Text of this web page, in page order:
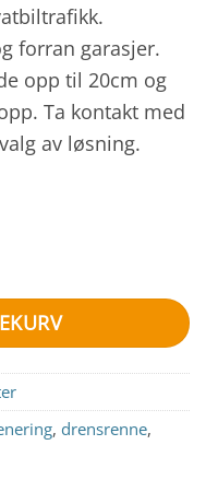
forran garasjer.
opp til 20cm og
Ta kontakt med
av løsning.
antall
, drensrenne,